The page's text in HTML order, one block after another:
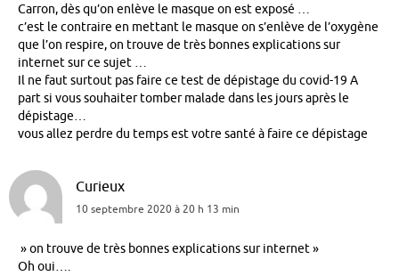
Carron, dès qu’on enlève le masque on est exposé …
c’est le contraire en mettant le masque on s’enlève de l’oxygène
que l’on respire, on trouve de très bonnes explications sur
internet sur ce sujet …
Il ne faut surtout pas faire ce test de dépistage du covid-19 A
part si vous souhaiter tomber malade dans les jours après le
dépistage…
vous allez perdre du temps est votre santé à faire ce dépistage
Curieux
10 septembre 2020 à 20 h 13 min
» on trouve de très bonnes explications sur internet »
Oh oui….